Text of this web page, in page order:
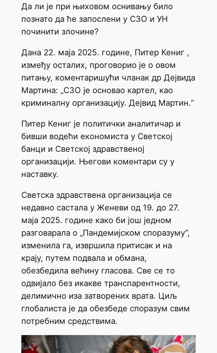
Да ли је при њиховом оснивању било
познато да ће запослени у СЗО и УН
починити злочине?
Дана 22. маја 2025. године, Питер Кениг ,
између осталих, проговорио је о овом
питању, коментаришући чланак др Дејвида
Мартина: „СЗО је основао картел, као
криминалну организацију. Дејвид Мартин.“
Питер Кениг је политички аналитичар и
бивши водећи економиста у Светској
банци и Светској здравственој
организацији. Његови коментари су у
наставку.
Светска здравствена организација се
недавно састала у Женеви од 19. до 27.
маја 2025. године како би још једном
разговарала о „Пандемијском споразуму“,
изменила га, извршила притисак и на
крају, путем подвала и обмана,
обезбедила већину гласова. Све се то
одвијало без икакве транспарентности,
делимично иза затворених врата. Циљ
глобалиста је да обезбеде споразум свим
потребним средствима.